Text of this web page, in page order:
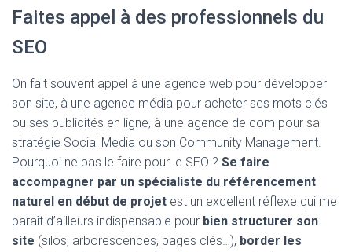
Faites appel à des professionnels du
SEO
On fait souvent appel à une agence web pour développer
son site, à une agence média pour acheter ses mots clés
ou ses publicités en ligne, à une agence de com pour sa
stratégie Social Media ou son Community Management.
Pourquoi ne pas le faire pour le SEO ? Se faire
accompagner par un spécialiste du référencement
naturel en début de projet est un excellent réflexe qui me
paraît d’ailleurs indispensable pour bien structurer son
site (silos, arborescences, pages clés…), border les